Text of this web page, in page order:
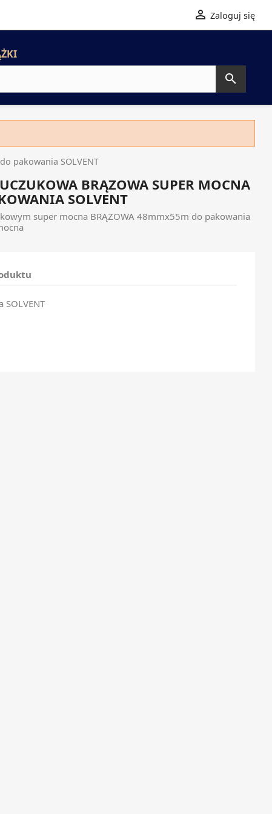
 Zaloguj się

pakowania SOLVENT
BRĄZOWA SUPER MOCNA
SOLVENT
super mocna BRĄZOWA 48mmx55m do pakowania
SOLVENT